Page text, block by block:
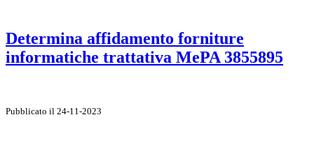
Determina affidamento forniture
informatiche trattativa MePA 3855895
Pubblicato il 24-11-2023